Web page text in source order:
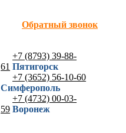
Обратный звонок
+7 (8793) 39-88-
61 Пятигорск
+7 (3652) 56-10-60
Симферополь
+7 (4732) 00-03-
59 Воронеж